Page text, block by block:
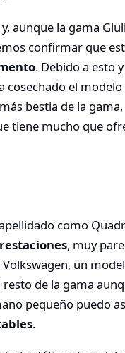
aunque la gama
confirmar que
. Debido a esto
cosechado el
bestia de la
tiene mucho que
como
, muy
un
de la gama
pequeño puedo
.